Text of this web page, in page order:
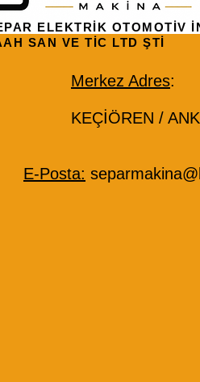
ELEKTRİK OTOMOTİV
SAN VE TİC LTD ŞTİ
Merkez Adres:
KEÇİÖREN /
E-Posta: